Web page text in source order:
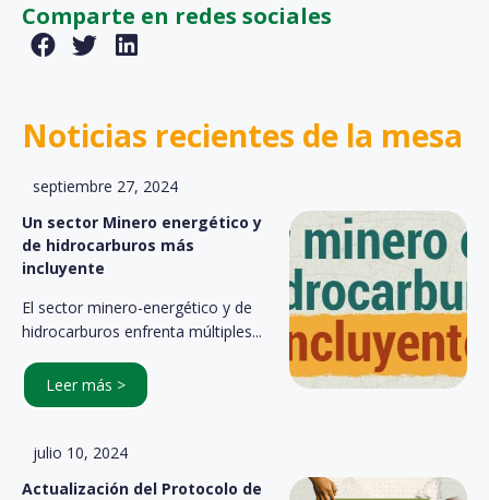
Comparte en redes sociales
Noticias recientes de la mesa
septiembre 27, 2024
Un sector Minero energético y
de hidrocarburos más
incluyente
El sector minero-energético y de
hidrocarburos enfrenta múltiples...
Leer más >
julio 10, 2024
Actualización del Protocolo de